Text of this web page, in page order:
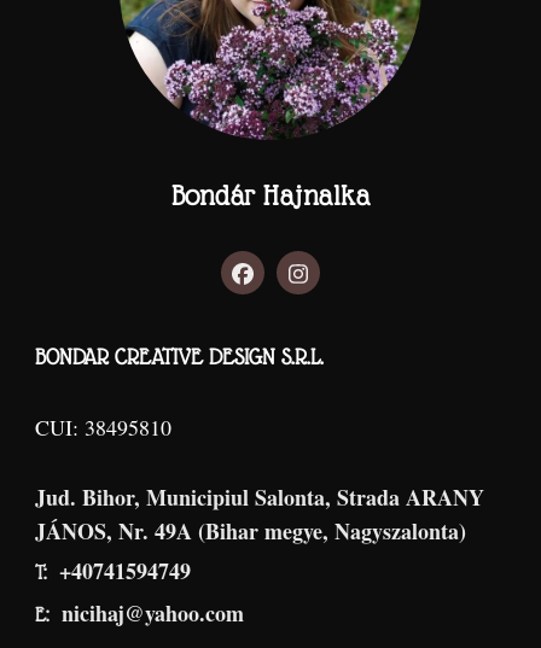
Bondár Hajnalka
BONDAR CREATIVE DESIGN S.R.L.
CUI: 38495810
Jud. Bihor, Municipiul Salonta, Strada ARANY
JÁNOS, Nr. 49A (Bihar megye, Nagyszalonta)
T: +40741594749
E: nicihaj@yahoo.com